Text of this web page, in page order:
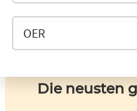
Die neusten